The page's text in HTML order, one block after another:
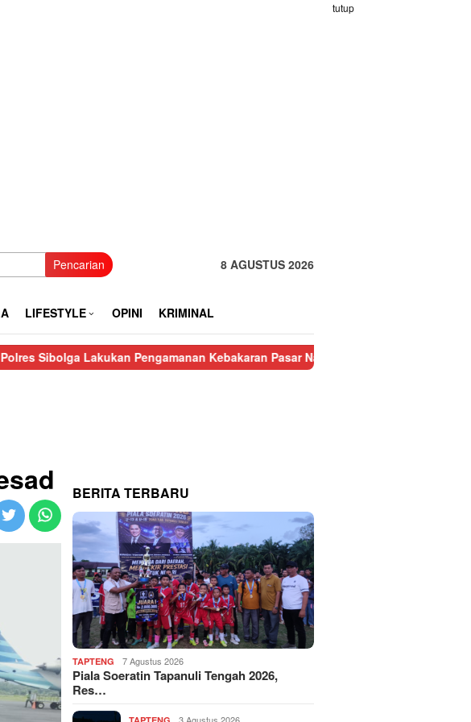
tutup
Pencarian 8 AGUSTUS 2026
LIFESTYLE OPINI KRIMINAL
Pengamanan Kebakaran Pasar Nauli Kurang dari 24 Jam, Polisi Ringkus
BERITA TERBARU
TAPTENG 7 Agustus 2026
Piala Soeratin Tapanuli Tengah 2026,
Res…
3 Agustus 2026